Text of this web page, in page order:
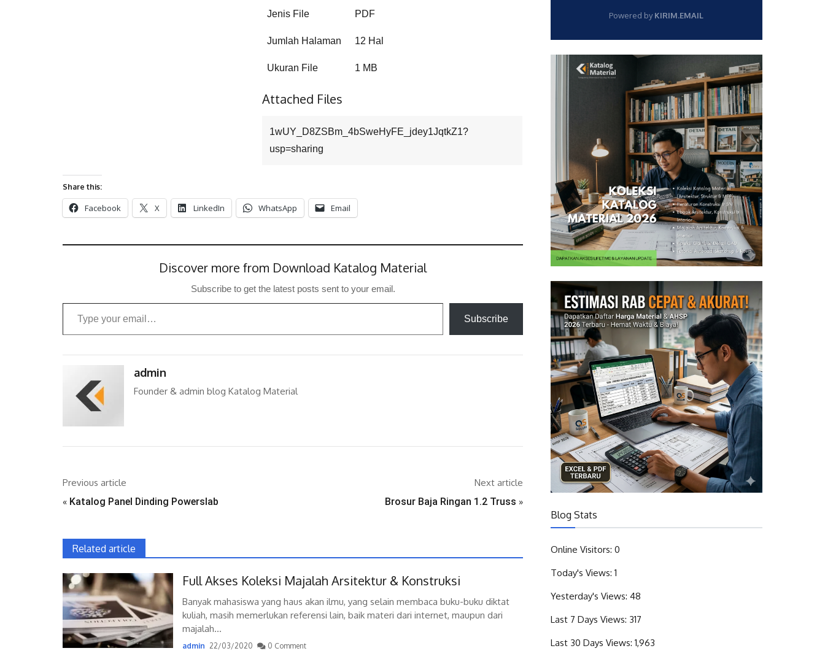
Jenis File PDF
Jumlah Halaman 12 Hal
Ukuran File 1 MB
Attached Files
1wUY_D8ZSBm_4bSweHyFE_jdey1JqtkZ1?
usp=sharing
Share this:
Facebook X LinkedIn WhatsApp Email
Discover more from Download Katalog Material
Subscribe to get the latest posts sent to your email.
Type your email…
Subscribe
admin
Founder & admin blog Katalog Material
Previous article
« Katalog Panel Dinding Powerslab
Next article
Brosur Baja Ringan 1.2 Truss »
Related article
Full Akses Koleksi Majalah Arsitektur & Konstruksi
Banyak mahasiswa yang haus akan ilmu, yang selain membaca buku-buku diktat
kuliah, masih memerlukan referensi lain, baik materi dari internet, maupun dari
majalah...
admin 22/03/2020 0 Comment
Powered byKIRIM.EMAIL
Blog Stats
Online Visitors: 0
Today's Views: 1
Yesterday's Views: 48
Last 7 Days Views: 317
Last 30 Days Views: 1,963